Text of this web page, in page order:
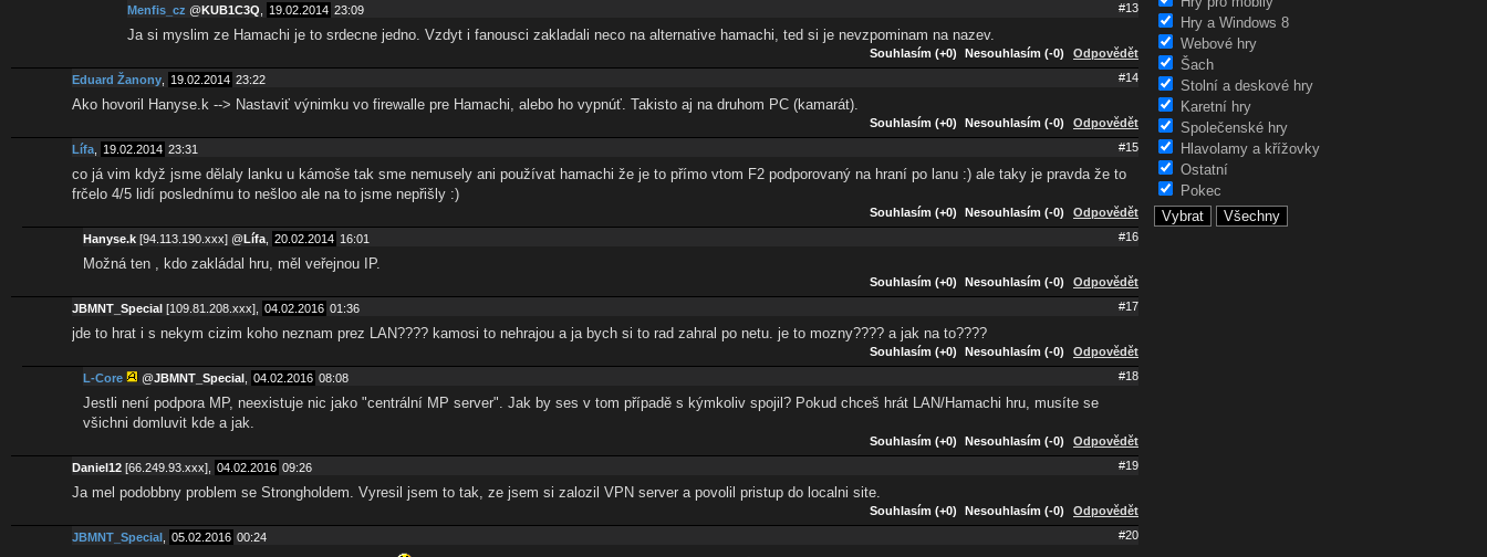
Menfis_cz @KUB1C3Q 19.02.2014 23:09 #13
Ja si myslim ze Hamachi je to srdecne jedno. Vzdyt i fanousci zakladali neco na alternative hamachi, ted si je nevzpominam na nazev.
Souhlasím (+0) Nesouhlasím (-0) Odpovědět
Eduard Žanony 19.02.2014 23:22 #14
Ako hovoril Hanyse.k --> Nastaviť výnimku vo firewalle pre Hamachi, alebo ho vypnúť. Takisto aj na druhom PC (kamarát).
Souhlasím (+0) Nesouhlasím (-0) Odpovědět
Lífa 19.02.2014 23:31 #15
co já vim když jsme dělaly lanku u kámoše tak sme nemusely ani používat hamachi že je to přímo vtom F2 podporovaný na hraní po lanu :) ale taky je pravda že to
frčelo 4/5 lidí poslednímu to nešloo ale na to jsme nepřišly :)
Souhlasím (+0) Nesouhlasím (-0) Odpovědět
Hanyse.k [94.113.190.xxx] @Lífa 20.02.2014 16:01 #16
Možná ten , kdo zakládal hru, měl veřejnou IP.
Souhlasím (+0) Nesouhlasím (-0) Odpovědět
JBMNT_Special [109.81.208.xxx], 04.02.2016 01:36 #17
jde to hrat i s nekym cizim koho neznam prez LAN???? kamosi to nehrajou a ja bych si to rad zahral po netu. je to mozny???? a jak na to????
Souhlasím (+0) Nesouhlasím (-0) Odpovědět
L-Core @JBMNT_Special 04.02.2016 08:08 #18
Jestli není podpora MP, neexistuje nic jako "centrální MP server". Jak by ses v tom případě s kýmkoliv spojil? Pokud chceš hrát LAN/Hamachi hru, musíte se
všichni domluvit kde a jak.
Souhlasím (+0) Nesouhlasím (-0) Odpovědět
Daniel12 [66.249.93.xxx], 04.02.2016 09:26 #19
Ja mel podobbny problem se Strongholdem. Vyresil jsem to tak, ze jsem si zalozil VPN server a povolil pristup do localni site.
Souhlasím (+0) Nesouhlasím (-0) Odpovědět
JBMNT_Special 05.02.2016 00:24 #20
Hry a Windows 8
Webové hry
Šach
Stolní a deskové hry
Karetní hry
Společenské hry
Hlavolamy a křížovky
Ostatní
Pokec